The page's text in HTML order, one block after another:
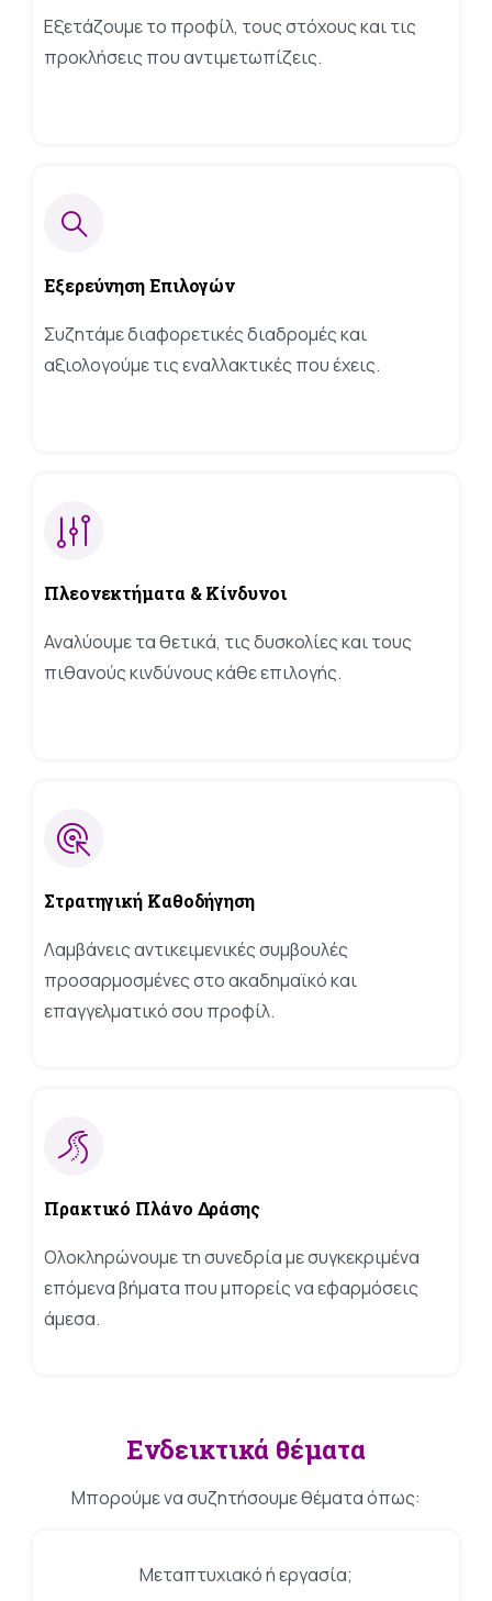
Εξετάζουμε το προφίλ, τους στόχους και τις
προκλήσεις που αντιμετωπίζεις.
ΕξερεύνησηΕπιλογών
Συζητάμε διαφορετικές διαδρομές και
αξιολογούμε τις εναλλακτικές που έχεις.
Πλεονεκτήματα & Κίνδυνοι
Αναλύουμε τα θετικά, τις δυσκολίες και τους
πιθανούς κινδύνους κάθε επιλογής.
Στρατηγική Καθοδήγηση
Λαμβάνεις αντικειμενικές συμβουλές
προσαρμοσμένες στο ακαδημαϊκό και
επαγγελματικό σου προφίλ.
Πρακτικό Πλάνο Δράσης
Ολοκληρώνουμε τη συνεδρία με συγκεκριμένα
επόμενα βήματα που μπορείς να εφαρμόσεις
άμεσα.
Ενδεικτικά θέματα
Μπορούμε να συζητήσουμε θέματα όπως:
Μεταπτυχιακό ή εργασία;
Marketing
Μοιράζοντας
περιεχόμενο
και προσφορές.